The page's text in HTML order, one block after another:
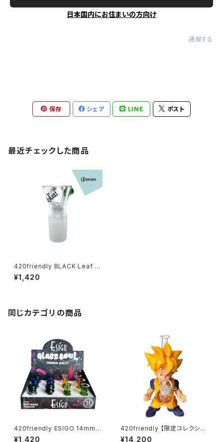
日本国内にお住まいの方向け
通報する
保存 シェア LINE ポスト
最近チェックした商品
420friendly BLACK Leaf ガ
ラスボウル 18mmオス ／ 深皿
火皿（ボング・水パイプ用）
¥1,420
同じカテゴリの商品
420friendly ESIGO 14mmガ
ラスボウル(火皿) Phoenix As
¥1,420
420friendly 【限定コレクショ
ン】Legendary Fighter Bon
¥14,200